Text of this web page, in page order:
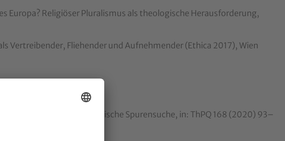
Europa? Religiöser Pluralismus als theologische Herausforderung,
Vertreibender, Fliehender und Aufnehmender (Ethica 2017), Wien
christologische Spurensuche, in: ThPQ 168 (2020) 93–